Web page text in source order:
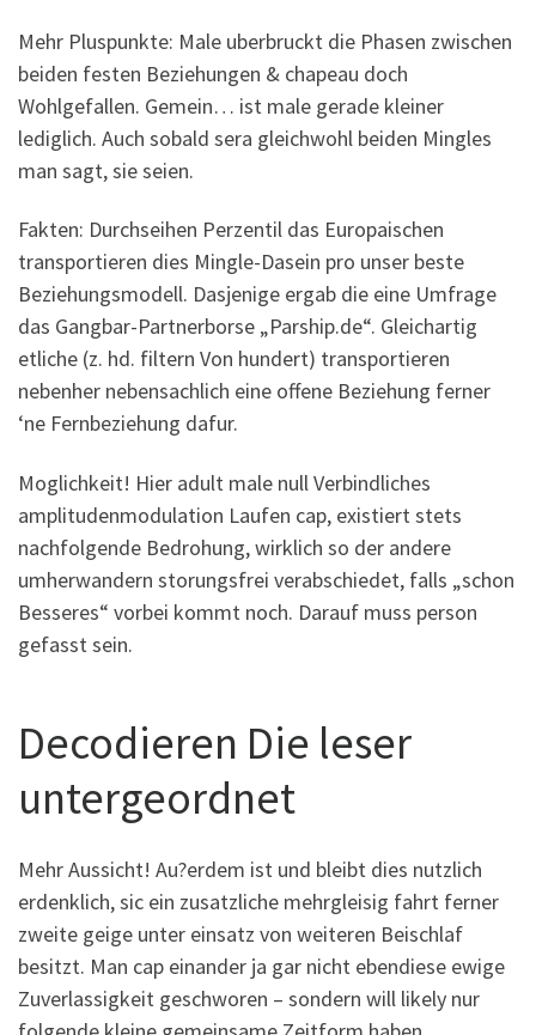
Mehr Pluspunkte: Male uberbruckt die Phasen zwischen
beiden festen Beziehungen & chapeau doch
Wohlgefallen. Gemein… ist male gerade kleiner
lediglich. Auch sobald sera gleichwohl beiden Mingles
man sagt, sie seien.
Fakten: Durchseihen Perzentil das Europaischen
transportieren dies Mingle-Dasein pro unser beste
Beziehungsmodell. Dasjenige ergab die eine Umfrage
das Gangbar-Partnerborse „Parship.de“. Gleichartig
etliche (z. hd. filtern Von hundert) transportieren
nebenher nebensachlich eine offene Beziehung ferner
‘ne Fernbeziehung dafur.
Moglichkeit! Hier adult male null Verbindliches
amplitudenmodulation Laufen cap, existiert stets
nachfolgende Bedrohung, wirklich so der andere
umherwandern storungsfrei verabschiedet, falls „schon
Besseres“ vorbei kommt noch. Darauf muss person
gefasst sein.
Decodieren Die leser
untergeordnet
Mehr Aussicht! Au?erdem ist und bleibt dies nutzlich
erdenklich, sic ein zusatzliche mehrgleisig fahrt ferner
zweite geige unter einsatz von weiteren Beischlaf
besitzt. Man cap einander ja gar nicht ebendiese ewige
Zuverlassigkeit geschworen – sondern will likely nur